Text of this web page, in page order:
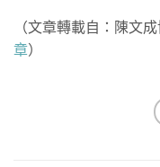
（文章轉載自：陳文
章）